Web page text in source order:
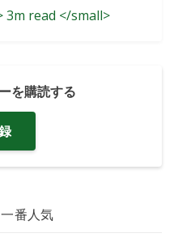
3m read </small>
を購読する
一番人気